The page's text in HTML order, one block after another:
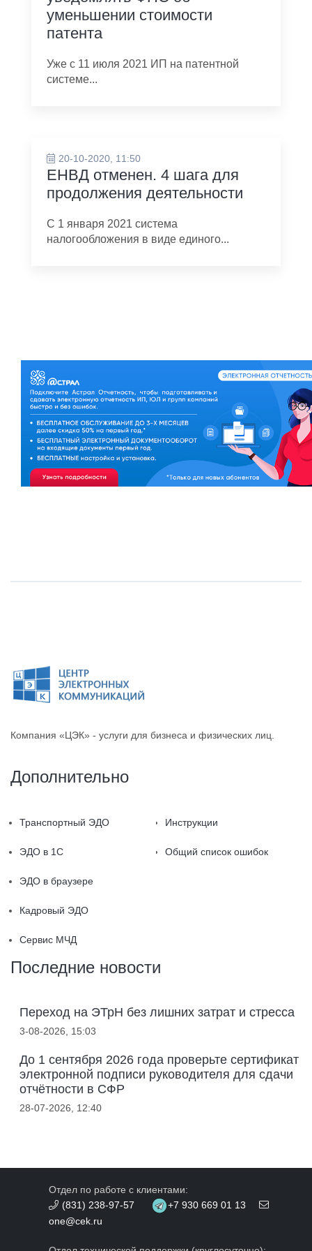
уменьшении стоимости
патента
Уже с 11 июля 2021 ИП на патентной
системе...
20-10-2020, 11:50
ЕНВД отменен. 4 шага для
продолжения деятельности
С 1 января 2021 система
налогообложения в виде единого...
Компания «ЦЭК» - услуги для бизнеса и физических лиц.
Дополнительно
Транспортный ЭДО
ЭДО в 1С
ЭДО в браузере
Кадровый ЭДО
Сервис МЧД
Инструкции
Общий список ошибок
Последние новости
Переход на ЭТрН без лишних затрат и стресса
3-08-2026, 15:03
До 1 сентября 2026 года проверьте сертификат
электронной подписи руководителя для сдачи
отчётности в СФР
28-07-2026, 12:40
Отдел по работе с клиентами:
(831) 238-97-57
+7 930 669 01 13
one@cek.ru